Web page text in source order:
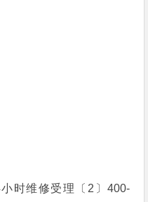
时维修受理〔2〕400-